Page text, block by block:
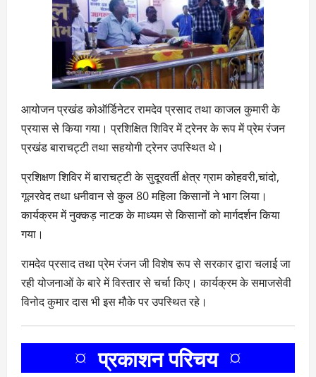
आयोजन प्रखंड कोऑर्डिनेटर रामदेव प्रसाद तथा काजल कुमारी के
प्रयास से किया गया। प्रशिक्षित शिविर में ट्रेनर के रूप में प्रेम रंजन
प्रखंड बाराचट्टी तथा सहयोगी ट्रेनर उपस्थित थे।
प्रशिक्षण शिविर में बाराचट्टी के सुदूरवर्ती क्षेत्र ग्राम कोहवरी,चांदो,
गूलरवेद तथा धनीवान से कुल 80 महिला किसानों ने भाग लिया।
कार्यक्रम में नुक्कड़ नाटक के माध्यम से किसानों को मार्गदर्शन किया
गया।
रामदेव प्रसाद तथा प्रेम रंजन जी विशेष रूप से सरकार द्वारा चलाई जा
रही योजनाओं के बारे में विस्तार से चर्चा किए। कार्यक्रम के समाजसेवी
विनोद कुमार दास भी इस मौके पर उपस्थित रहे।
¤ प्रकाशन परिचय ¤